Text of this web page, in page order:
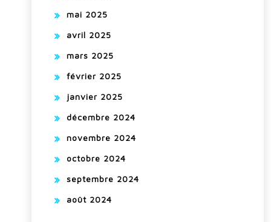
mai 2025
avril 2025
mars 2025
février 2025
janvier 2025
décembre 2024
novembre 2024
octobre 2024
septembre 2024
août 2024